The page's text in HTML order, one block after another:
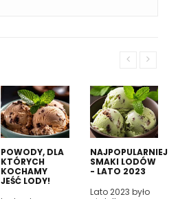
POWODY, DLA
KTÓRYCH
KOCHAMY
JEŚĆ LODY!
NAJPOPULARNIEJSZE
SMAKI LODÓW
- LATO 2023
Lato 2023 było